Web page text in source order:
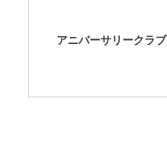
アニバーサリークラブ